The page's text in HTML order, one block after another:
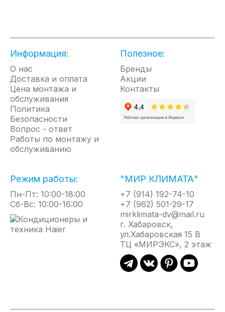
Информация:
О нас
Доставка и оплата
Цена монтажа и
обслуживания
Политика
Безопасности
Вопрос - ответ
Работы по монтажу и
обслуживанию
Полезное:
Бренды
Акции
Контакты
Режим работы:
Пн-Пт: 10:00-18:00
Сб-Вс: 10:00-16:00
"МИР КЛИМАТА"
+7 (914) 192-74-10
+7 (962) 501-29-17
mirklimata-dv@mail.ru
г. Хабаровск,
ул.Хабаровская 15 В
ТЦ «МИРЭКС», 2 этаж